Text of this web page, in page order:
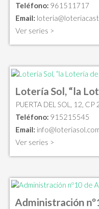
Teléfono: 961511717
Email:
Ver series >
Lotería Sol, “la
PUERTA DEL SOL, 12,
Teléfono: 915215545
Email: info@loteriasol.com
Ver series >
Administración